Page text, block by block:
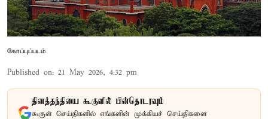
கோப்புப்படம்
Published on: 21 May 2026, 4:32 pm
தினத்தந்தியை கூகுளில் பின்தொடரவும்
கூகுள் செய்திகளில் எங்களின் முக்கியச் செய்திகளை